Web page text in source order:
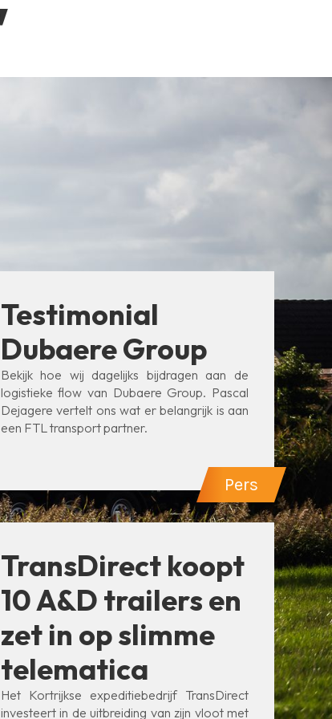
Testimonial
Dubaere Group
Bekijk hoe wij dagelijks bijdragen aan de
logistieke flow van Dubaere Group. Pascal
Dejagere vertelt ons wat er belangrijk is aan
een FTL transport partner.
Pers
TransDirect koopt
10 A&D trailers en
zet in op slimme
telematica
Het Kortrijkse expeditiebedrijf TransDirect
investeert in de uitbreiding van zijn vloot met